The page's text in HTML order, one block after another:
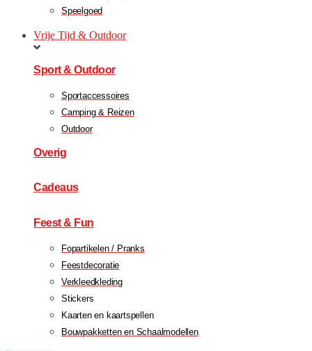
Speelgoed
Vrije Tijd & Outdoor
Sport & Outdoor
Sportaccessoires
Camping & Reizen
Outdoor
Overig
Cadeaus
Feest & Fun
Fopartikelen / Pranks
Feestdecoratie
Verkleedkleding
Stickers
Kaarten en kaartspellen
Bouwpakketten en Schaalmodellen